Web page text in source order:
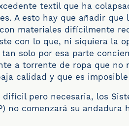
textil que ha
A esto hay que añadir
materiales difícilmente
con lo que, ni siquiera la
solo por esa parte
a torrente de ropa que no
calidad y que es
difícil pero necesaria, los
no comenzará su